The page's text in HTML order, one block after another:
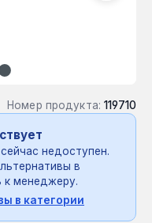
Номер продукта: 119710
недоступен.
в
к менеджеру.
в категории